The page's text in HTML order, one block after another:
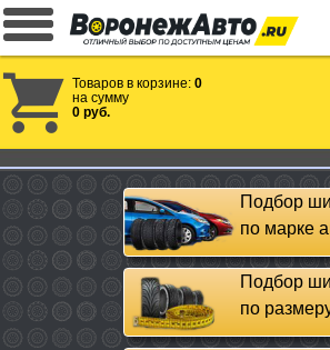
Товаров в корзине: 0
на сумму
0 руб.
Подбор
по марке
Подбор
по